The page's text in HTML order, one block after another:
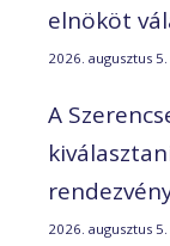
elnököt
2026. augusztus 5.
A
2026. augusztus 5.